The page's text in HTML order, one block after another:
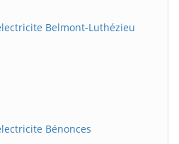
Belmont-Luthézieu
Bénonces